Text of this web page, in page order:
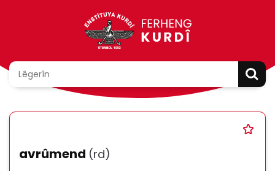
avrûmend (rd)